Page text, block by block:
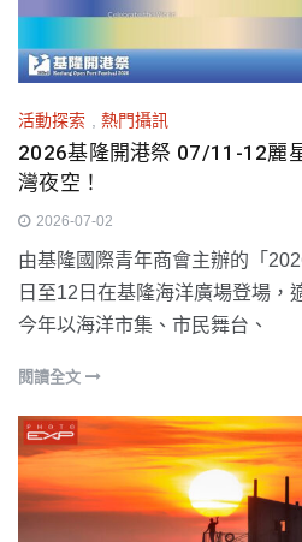
活動探索 熱門攝訊
2026基隆開港祭 07/11-12麗
灣夜空！
2026-07-02
由基隆國際青年商會主辦的「
日至12日在基隆海洋廣場登場，
今年以海洋市集、市民舞台、
閱讀全文